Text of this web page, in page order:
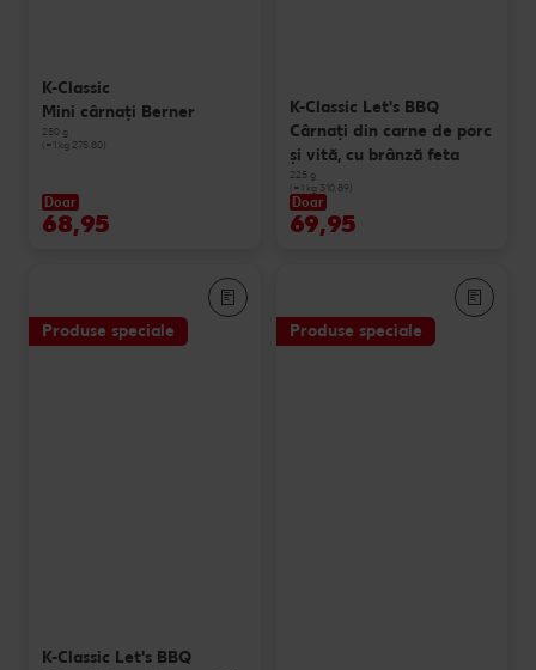
K-Classic
Mini cârnați Berner
250 g
(=1 kg 275.80)
Doar
68,95
K-Classic Let's BBQ
Cârnați din carne de porc
și vită, cu brânză feta
225 g
(=1 kg 310.89)
Doar
69,95
Produse speciale
K-Classic Let's BBQ
Produse speciale